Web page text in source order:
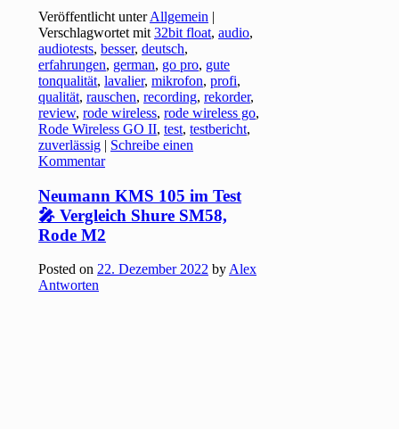
Veröffentlicht unter Allgemein |
Verschlagwortet mit 32bit float,audio,
audiotests,besser,deutsch,
erfahrungen, german, go pro, gute
tonqualität,lavalier,mikrofon,profi,
qualität,rauschen,recording,rekorder,
review,rode wireless,rode wireless go,
Rode Wireless GO II,test,testbericht,
zuverlässig | Schreibe einen
Kommentar
Neumann KMS 105 im Test
🎤 Vergleich Shure SM58,
Rode M2
Posted on22. Dezember 2022 byAlex
Antworten